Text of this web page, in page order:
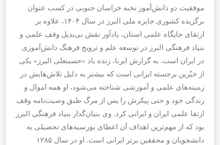
موفقیت دو دانش‌آموز نخبه خراسان جنوبی در کسب عنوان
برگزیده کشوری جایزه ملی البرز در سال ۱۴۰۴، علاوه بر
ارتقای جایگاه علمی استان، یادآور نقش بی‌بدیل وقف علمی و
بنیاد فرهنگی البرز در توسعه علم و ترویج فرهنگ دانش‌آموزی
در ایران است. به گزارش ایرنا، زنده یاد «حسینعلی البرز» یکی
از خیّرین برجسته ایرانی است که بیشتر به دلیل تلاش‌هایش در
زمینه‌های علمی و آموزشی شناخته می‌شود، او همه اموال و
زندگی خود و حتی پیکرش را پس از مرگ طبق وصیت‌نامه وقف
ارتقا علمی ایران و ایرانی کرد. وی بنیان‌گذار بنیاد فرهنگی البرز
بود که از مهم‌ترین اهداف آن اعطای بورسیه‌های تحصیلی به
دانشجویان و محققین برتر ایرانی است. او در سال ۱۲۸۵